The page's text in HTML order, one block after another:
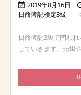
 2019年8月16日
日商簿記検定3級
日商簿記3級で問わ
していきます。売掛